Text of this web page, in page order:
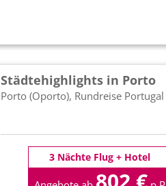
Städtehighlights in Porto
Porto (Oporto), Rundreise Portugal
3 Nächte Flug + Hotel